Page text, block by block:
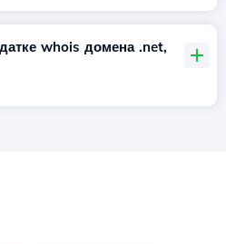
whois домена .net,